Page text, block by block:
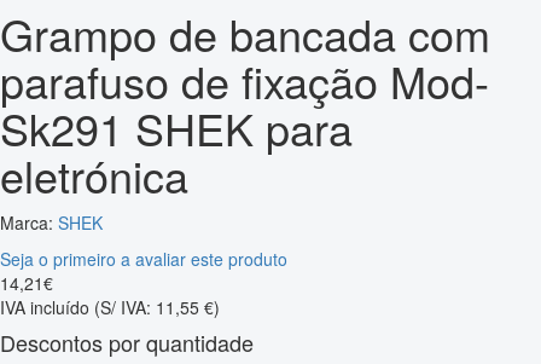
Grampo de bancada com
parafuso de fixação Mod-
Sk291 SHEK para
eletrónica
Marca: SHEK
Seja o primeiro a avaliar este produto
14,21€
IVA incluído (S/ IVA: 11,55 €)
Descontos por quantidade